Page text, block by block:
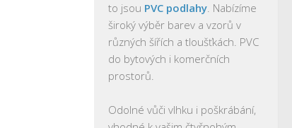
to jsou PVC podlahy. Nabízíme
široký výběr barev a vzorů v
různých šířích a tloušťkách. PVC
do bytových i komerčních
prostorů.
Odolné vůči vlhku i poškrábání,